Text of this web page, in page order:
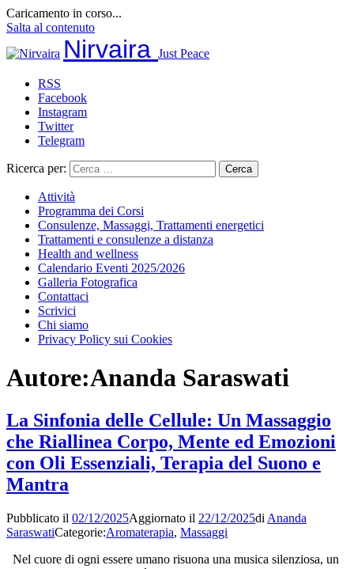
Caricamento in corso...
Salta al contenuto
Nirvaira Just Peace
RSS
Facebook
Instagram
Twitter
Telegram
Ricerca per:
Attività
Programma dei Corsi
Consulenze, Massaggi, Trattamenti energetici
Trattamenti e consulenze a distanza
Health and wellness
Calendario Eventi 2025/2026
Galleria Fotografica
Contattaci
Scrivici
Chi siamo
Privacy Policy sui Cookies
Autore:Ananda Saraswati
La Sinfonia delle Cellule: Un Massaggio
che Riallinea Corpo, Mente ed Emozioni
con Oli Essenziali, Terapia del Suono e
Mantra
Pubblicato il 02/12/2025Aggiornato il 22/12/2025di Ananda
SaraswatiCategorie:Aromaterapia, Massaggi
Nel cuore di ogni essere umano risuona una musica silenziosa, un